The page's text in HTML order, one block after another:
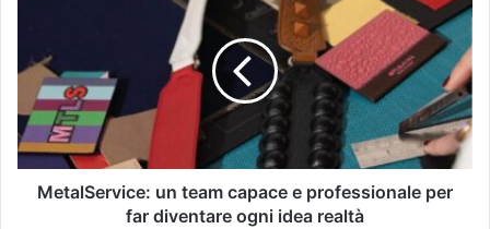
MetalService: un team capace e professionale per
far diventare ogni idea realtà